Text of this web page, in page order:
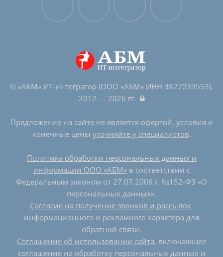
© «АБМ» ИТ-интегратор (ООО «АБМ» ИНН 3827039553).
2012 — 2026 гг.
Предложение на сайте не является офертой, условия и
конечные цены уточняйте у специалистов.
Политика обработки персональных данных и
информации ООО «АБМ»в соответствии с
Федеральным законом от 27.07.2006 г. №152-ФЗ «О
персональных данных».
Согласие на получение звонков и рассылок,
информационного и рекламного характера для
обратной связи.
Соглашение об использовании сайта, включающее
соглашение на обработку персональных данных и